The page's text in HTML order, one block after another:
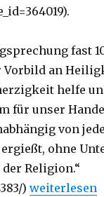
fast
Vorbild an
helfe
für unser
von
ohne
Religion.“
) „Predigt zu
weiterlesen